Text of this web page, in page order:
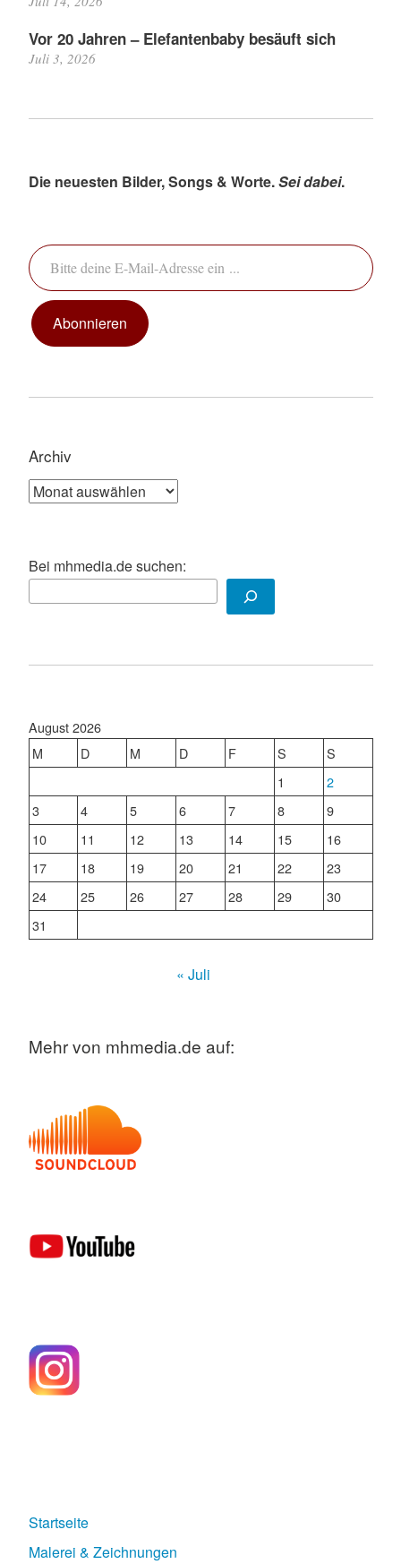
Vor 20 Jahren – Elefantenbaby besäuft sich
Juli 3, 2026
Die neuesten Bilder, Songs & Worte.Sei dabei.
Bitte deine E-Mail-Adresse ein ...
Abonnieren
Archiv
Archiv
Bei mhmedia.de suchen:
August 2026
M
D M D F S
S
1
2
3
4 5 6 7 8
9
10
11 12 13 14 15
16
17
18 19 20 21 22
23
24
25 26 27 28 29
30
31
« Juli
Mehr von mhmedia.de auf:
Startseite
Malerei & Zeichnungen